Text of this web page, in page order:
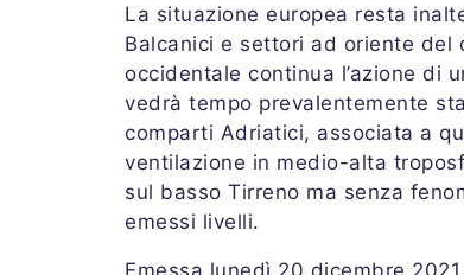
La situazione europea resta
Balcanici e settori ad oriente del
occidentale continua l’azione di
vedrà tempo prevalentemente
comparti Adriatici, associata a
ventilazione in medio-alta
sul basso Tirreno ma senza
emessi livelli.
Emessa lunedì 20 dicembre